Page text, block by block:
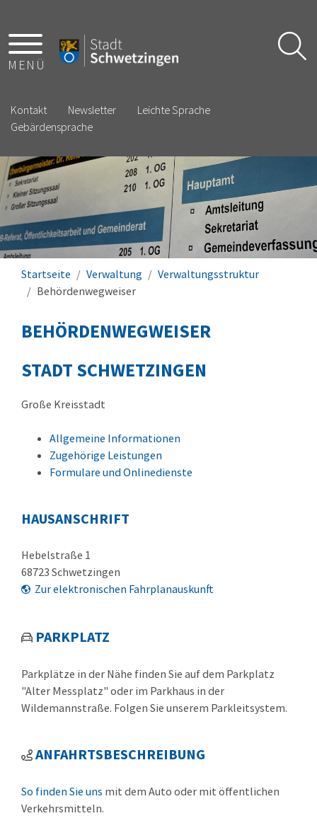
MENÜ
Kontakt Newsletter
Leichte Sprache
Gebärdensprache
Startseite Verwaltung
Verwaltungsstruktur
Behördenwegweiser
BEHÖRDENWEGWEISER
STADT SCHWETZINGEN
Große Kreisstadt
Allgemeine Informationen
Zugehörige Leistungen
Formulare und Onlinedienste
HAUSANSCHRIFT
Hebelstraße 1
68723 Schwetzingen
Zur elektronischen Fahrplanauskunft
PARKPLATZ
Parkplätze in der Nähe finden Sie auf dem Parkplatz
"Alter Messplatz" oder im Parkhaus in der
Wildemannstraße. Folgen Sie unserem Parkleitsystem.
ANFAHRTSBESCHREIBUNG
So finden Sie uns mit dem Auto oder mit öffentlichen
Verkehrsmitteln.